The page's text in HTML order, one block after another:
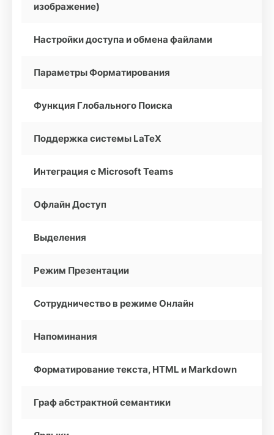
изображение)
Настройки доступа и обмена файлами
Параметры Форматирования
Функция Глобального Поиска
Поддержка системы LaTeX
Интеграция с Microsoft Teams
Офлайн Доступ
Выделения
Режим Презентации
Сотрудничество в режиме Онлайн
Напоминания
Форматирование текста, HTML и Markdown
Граф абстрактной семантики